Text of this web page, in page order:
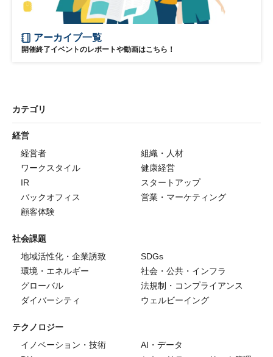
アーカイブ一覧
開催終了イベントのレポートや動画はこちら！
カテゴリ
経営
経営者
組織・人材
ワークスタイル
健康経営
IR
スタートアップ
バックオフィス
営業・マーケティング
顧客体験
社会課題
地域活性化・企業誘致
SDGs
環境・エネルギー
社会・公共・インフラ
グローバル
法規制・コンプライアンス
ダイバーシティ
ウェルビーイング
テクノロジー
イノベーション・技術
AI・データ